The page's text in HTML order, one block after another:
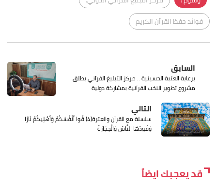
فوائد حفظ القرآن الكريم
السابق
برعاية العتبة الحسينية .. مركز التبليغ القرآني يطلق
مشروع تطوير النخب القرآنية بمشاركة دولية
التالي
سلسلة مع القرآن والعترة(4) قُوا أَنْفُسَكُمْ وَأَهْلِيكُمْ نَارًا
وَقُودُهَا النَّاسُ وَالْحِجَارَةُ
قد يعجبك ايضاً